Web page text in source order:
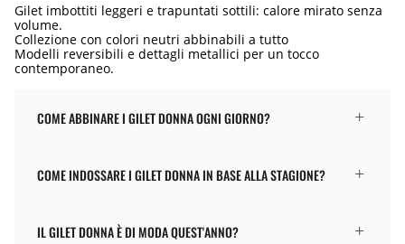
Gilet imbottiti leggeri e trapuntati sottili: calore mirato senza
volume.
Collezione con colori neutri abbinabili a tutto
Modelli reversibili e dettagli metallici per un tocco
contemporaneo.
COME ABBINARE I GILET DONNA OGNI GIORNO?
COME INDOSSARE I GILET DONNA IN BASE ALLA STAGIONE?
IL GILET DONNA È DI MODA QUEST'ANNO?